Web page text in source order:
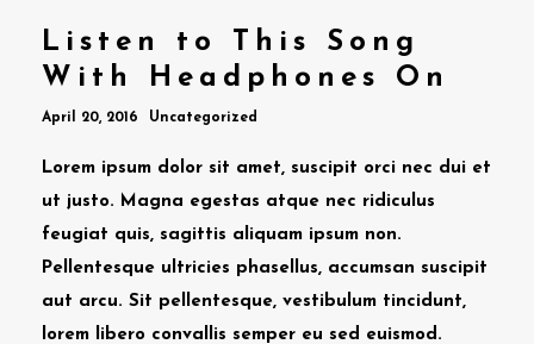
Listen to This Song
With Headphones On
April 20, 2016 Uncategorized
Lorem ipsum dolor sit amet, suscipit orci nec dui et
ut justo. Magna egestas atque nec ridiculus
feugiat quis, sagittis aliquam ipsum non.
Pellentesque ultricies phasellus, accumsan suscipit
aut arcu. Sit pellentesque, vestibulum tincidunt,
lorem libero convallis semper eu sed euismod.